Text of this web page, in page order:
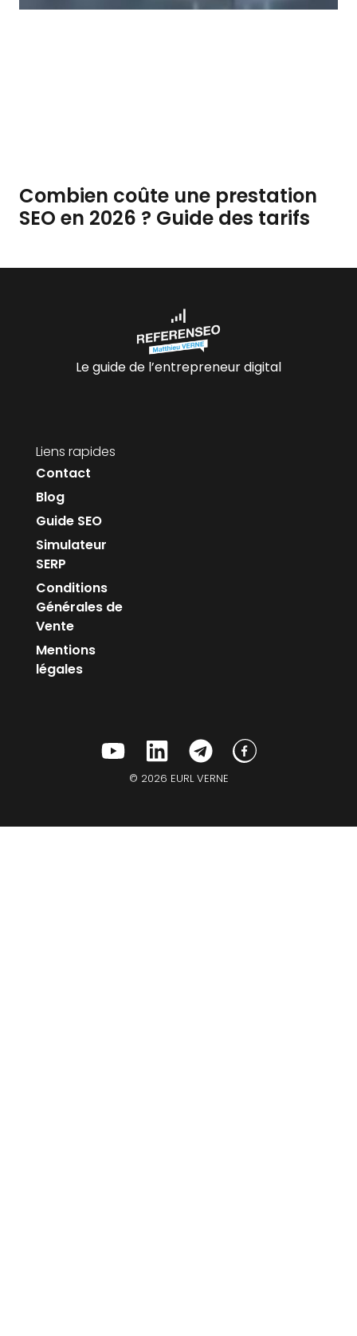
Combien coûte une prestation
SEO en 2026 ? Guide des tarifs
Le guide de l’entrepreneur digital
Liens rapides
Contact
Blog
Guide SEO
Simulateur
SERP
Conditions
Générales de
Vente
Mentions
légales
© 2026 EURL VERNE